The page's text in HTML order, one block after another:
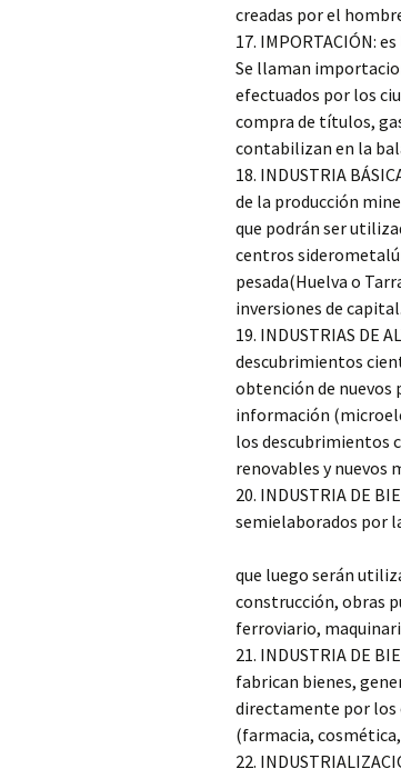
creadas por el
17. IMPORTACIÓN:
Se llaman
efectuados por los
compra de títulos,
contabilizan en la
18. INDUSTRIA
de la producción
que podrán ser
centros
pesada(Huelva o
inversiones de
19. INDUSTRIAS DE
descubrimientos
obtención de nuevos
información
los descubrimientos
renovables y nuevos
20. INDUSTRIA DE
semielaborados por
que luego serán
construcción, obras
ferroviario,
21. INDUSTRIA DE
fabrican bienes,
directamente por los
(farmacia,
22.